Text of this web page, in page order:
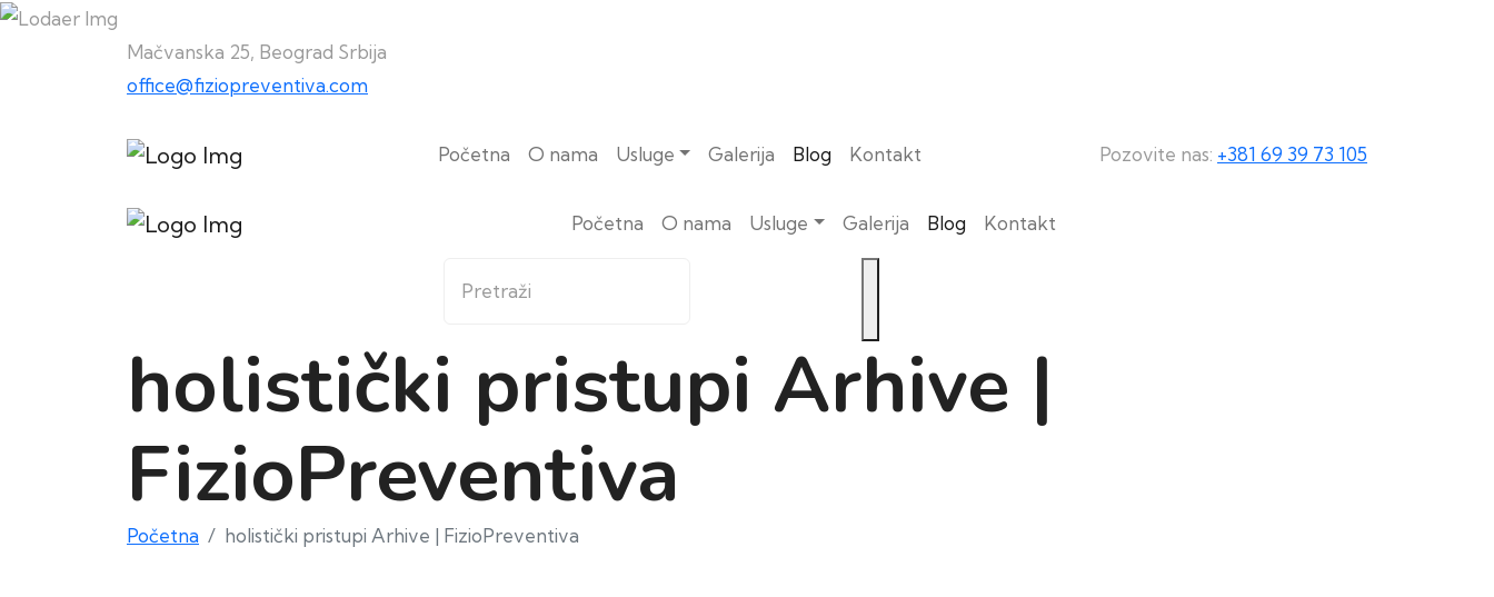
Mačvanska 25, Beograd Srbija
office@fiziopreventiva.com
Početna O nama Usluge Galerija Blog Kontakt Pozovite nas: +381 69 39 73 105
Početna O nama Usluge Galerija Blog Kontakt
holistički pristupi Arhive |
FizioPreventiva
Početna holistički pristupi Arhive | FizioPreventiva